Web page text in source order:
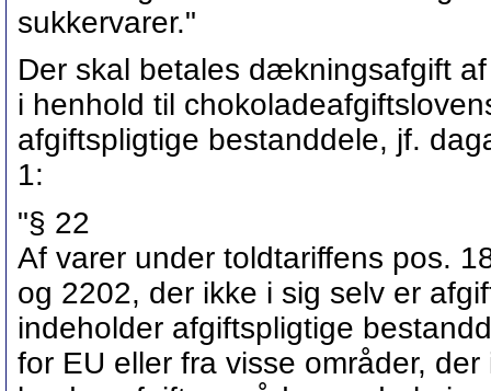
sukkervarer."
Der skal betales dækningsafgift
i henhold til
afgiftspligtige bestanddele, jf.
1:
"§ 22
Af varer under toldtariffens pos.
og 2202, der ikke i sig selv er
indeholder afgiftspligtige
for EU eller fra visse områder,